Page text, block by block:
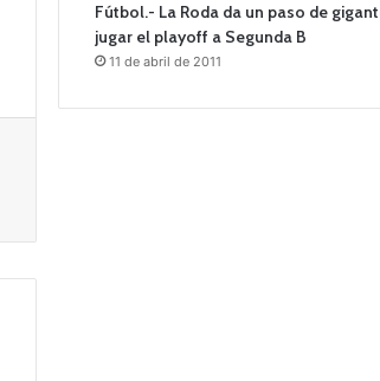
Fútbol.- La Roda da un paso de
jugar el playoff a Segunda B
11 de abril de 2011